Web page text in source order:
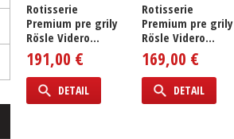
Rotisserie
Premium pre grily
Rösle Videro...
191,00 €
DETAIL
Rotisserie
Premium pre grily
Rösle Videro...
169,00 €
DETAIL